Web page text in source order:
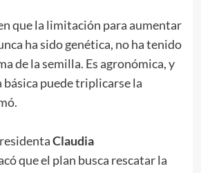
que la limitación para aumentar
ha sido genética, no ha tenido
de la semilla. Es agronómica, y
básica puede triplicarse la
Claudia
que el plan busca rescatar la